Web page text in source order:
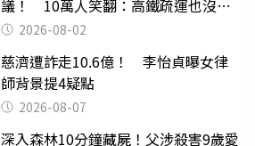
議！ 10萬人笑翻：高鐵疏運也沒列
父親節
2026-08-02
慈濟遭詐走10.6億！ 李怡貞曝女律
師背景提4疑點
2026-08-07
深入森林10分鐘藏屍！父涉殺害9歲愛